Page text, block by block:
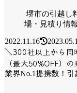
堺市の引越し
場・見積り情報
2022.11.16
＼300社以上から同
（最大50%OFF）
業界No.1提携数！引